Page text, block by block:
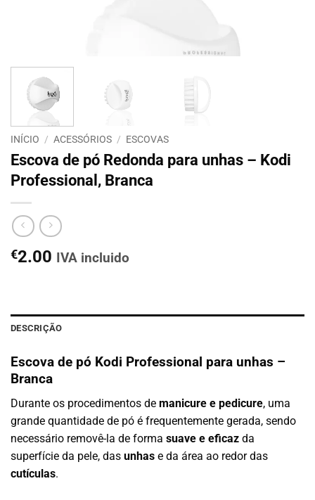
INÍCIO / ACESSÓRIOS / ESCOVAS
Escova de pó Redonda para unhas – Kodi
Professional, Branca
€2.00 IVA incluido
DESCRIÇÃO
Escova de pó Kodi Professional para unhas –
Branca
Durante os procedimentos de manicure e pedicure, uma
grande quantidade de pó é frequentemente gerada, sendo
necessário removê-la de forma suave e eficaz da
superfície da pele, das unhas e da área ao redor das
cutículas.